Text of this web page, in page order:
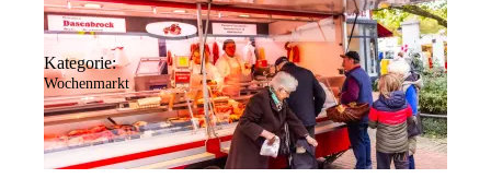
Kategorie:
Wochenmarkt